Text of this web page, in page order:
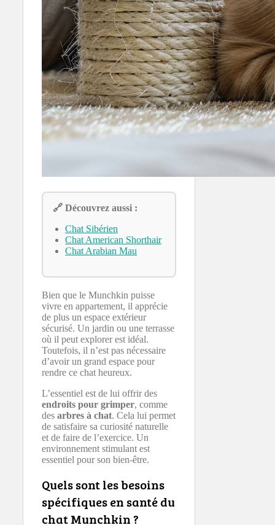
🔗 Découvrez aussi :
Chat Sibérien
Chat American Shorthair
Chat Arabian Mau
Bien que le Munchkin puisse
vivre en appartement, il apprécie
de plus un espace extérieur
sécurisé. Un jardin ou une terrasse
où il peut explorer est idéal.
Toutefois, il n’est pas nécessaire
d’avoir un grand espace pour
rendre ce chat heureux.
L’essentiel est de lui offrir des
endroits pour grimper, comme
des arbres à chat. Cela lui permet
de satisfaire sa curiosité naturelle
et de faire de l’exercice. Un
environnement stimulant est
essentiel pour son bien-être.
Quels sont les besoins
spécifiques en santé du
chat Munchkin ?